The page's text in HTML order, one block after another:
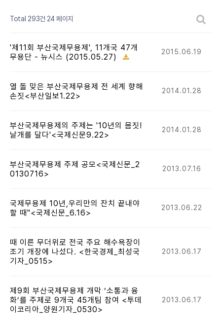
Total 293건 24 페이지
'제11회 부산국제무용제', 11개국 47개
무용단 - 뉴시스 (2015.05.27)
2015.06.19
열 돌 맞은 부산국제무용제 전 세계 향해
손짓<부산일보1.22>
2014.01.28
부산국제무용제의 주제는 '10년의 몸짓!
날개를 달다'<국제신문9.22>
2014.01.28
부산국제무용제 주제 공모<국제신문_2
0130716>
2013.07.16
국제무용제 10년,우리만의 잔치 끝내야
할 때"<국제신문_6.16>
2013.06.22
때 이른 무더위로 전국 주요 해수욕장이
조기 개장에 나섰다. <한국경제_최성국
기자_0515>
2013.06.17
제9회 부산국제무용제 개막 ‘소통과 융
화’를 주제로 9개국 45개팀 참여 <투데
이코리아_양원기자_0530>
2013.06.17